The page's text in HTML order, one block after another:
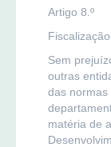
Artigo 8.º
Fiscalização
Sem
outras
das normas
matéria de